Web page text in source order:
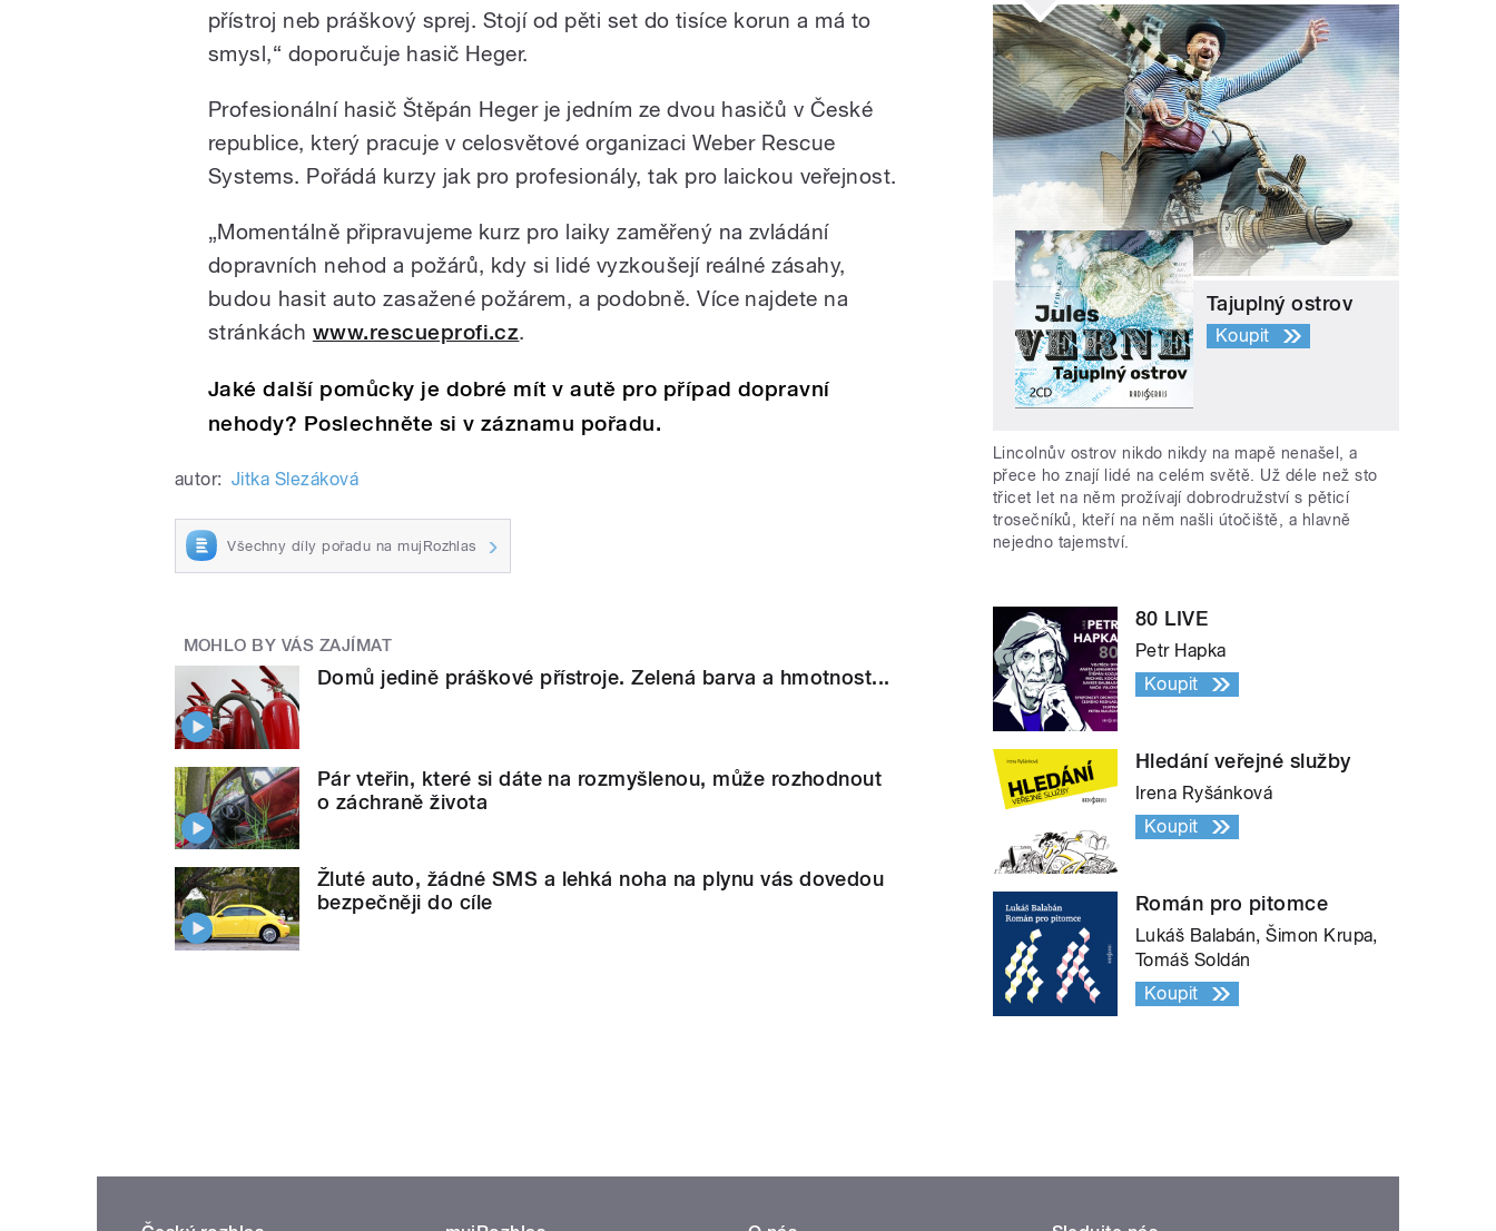
přístroj neb práškový sprej. Stojí od pěti set do tisíce korun a má to
smysl,“ doporučuje hasič Heger.
Profesionální hasič Štěpán Heger je jedním ze dvou hasičů v České
republice, který pracuje v celosvětové organizaci Weber Rescue
Systems. Pořádá kurzy jak pro profesionály, tak pro laickou veřejnost.
„Momentálně připravujeme kurz pro laiky zaměřený na zvládání
dopravních nehod a požárů, kdy si lidé vyzkoušejí reálné zásahy,
budou hasit auto zasažené požárem, a podobně. Více najdete na
stránkách www.rescueprofi.cz.
Jaké další pomůcky je dobré mít v autě pro případ dopravní
nehody? Poslechněte si v záznamu pořadu.
autor: Jitka Slezáková
Všechny díly pořadu na mujRozhlas
MOHLO BY VÁS ZAJÍMAT
Domů jedině práškové přístroje. Zelená barva a hmotnost...
Pár vteřin, které si dáte na rozmyšlenou, může rozhodnout
o záchraně života
Žluté auto, žádné SMS a lehká noha na plynu vás dovedou
bezpečněji do cíle
Tajuplný ostrov
Koupit
Lincolnův ostrov nikdo nikdy na mapě nenašel, a
přece ho znají lidé na celém světě. Už déle než sto
třicet let na něm prožívají dobrodružství s pěticí
trosečníků, kteří na něm našli útočiště, a hlavně
nejedno tajemství.
80 LIVE
Petr Hapka
Koupit
Hledání veřejné služby
Irena Ryšánková
Koupit
Román pro pitomce
Lukáš Balabán, Šimon Krupa,
Tomáš Soldán
Koupit